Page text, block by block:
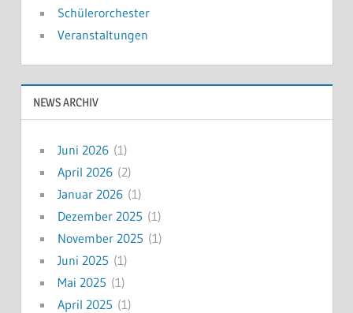
Schülerorchester
Veranstaltungen
NEWS ARCHIV
Juni 2026(1)
April 2026(2)
Januar 2026(1)
Dezember 2025 (1)
November 2025 (1)
Juni 2025 (1)
Mai 2025 (1)
April 2025 (1)